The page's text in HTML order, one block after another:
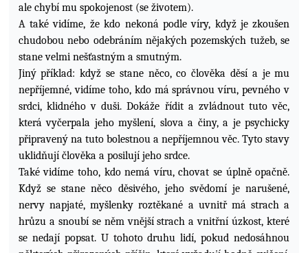
ale chybí mu spokojenost (se životem).
A také vidíme, že kdo nekoná podle víry, když je zkoušen
chudobou nebo odebráním nějakých pozemských tužeb, se
stane velmi nešťastným a smutným.
Jiný příklad: když se stane něco, co člověka děsí a je mu
nepříjemné, vidíme toho, kdo má správnou víru, pevného v
srdci, klidného v duši. Dokáže řídit a zvládnout tuto věc,
která vyčerpala jeho myšlení, slova a činy, a je psychicky
připravený na tuto bolestnou a nepříjemnou věc. Tyto stavy
uklidňují člověka a posilují jeho srdce.
Také vidíme toho, kdo nemá víru, chovat se úplně opačně.
Když se stane něco děsivého, jeho svědomí je narušené,
nervy napjaté, myšlenky roztěkané a uvnitř má strach a
hrůzu a snoubí se něm vnější strach a vnitřní úzkost, které
se nedají popsat. U tohoto druhu lidí, pokud nedosáhnou